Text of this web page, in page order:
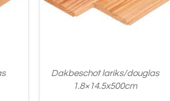
Dakbeschot lariks/douglas
1.8×14.5x500cm